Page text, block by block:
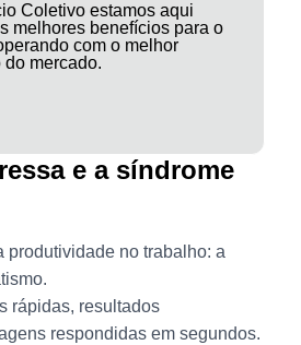
Coletivo estamos aqui
melhores benefícios para o
com o melhor
mercado.
e a síndrome
produtividade no trabalho: a
rápidas, resultados
respondidas em segundos.